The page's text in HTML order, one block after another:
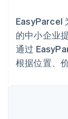
支持 125 种以
上
Terminal
线下支付
Authorization
Boost
化
EasyParcel
的中小企业
通过
根据位置、